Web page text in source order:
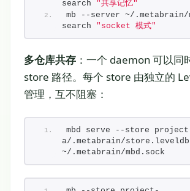
search "共享记忆"
mb --server ~/.metabrain/
search "socket 模式"
多仓库共存 ：一个 daemon 可以同
store 路径。每个 store 由独立的
管理，互不阻塞：
mbd serve --store
a/.metabrain/
~/.metabrain/mbd.sock